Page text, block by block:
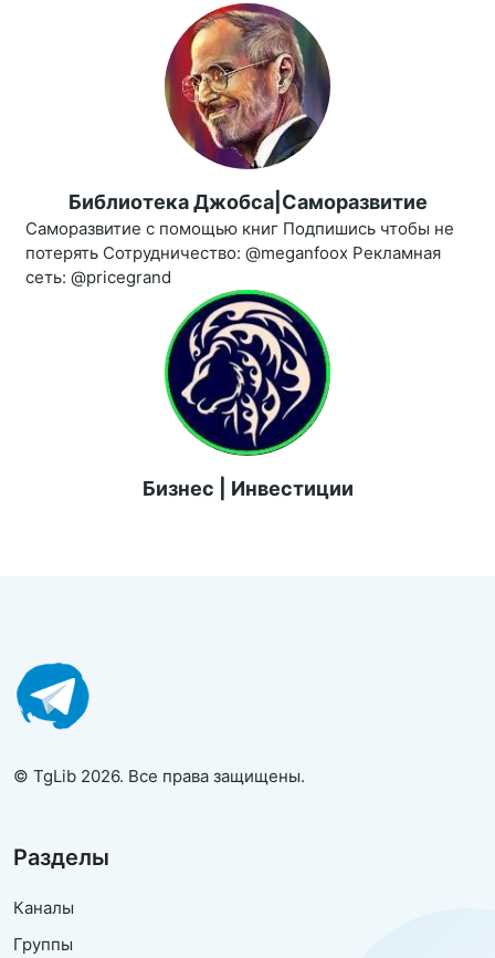
Библиотека Джобса|Саморазвитие
Саморазвитие с помощью книг Подпишись чтобы не
потерять Сотрудничество: @meganfoox Рекламная
сеть: @pricegrand
Бизнес | Инвестиции
© TgLib 2026. Все права защищены.
Разделы
Каналы
Группы